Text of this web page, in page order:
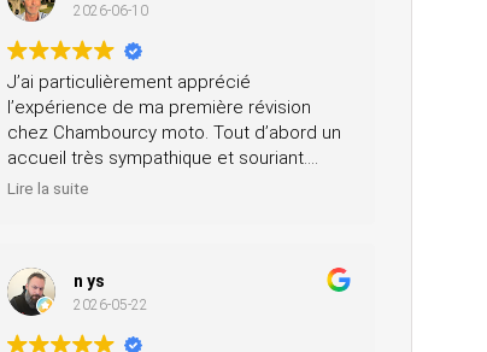
2026-06-10
J’ai particulièrement apprécié
l’expérience de ma première révision
chez Chambourcy moto. Tout d’abord un
accueil très sympathique et souriant.
Ensuite, ils m’ont prêté une moto pendant
%.
Lire la suite
n ys
2026-05-22